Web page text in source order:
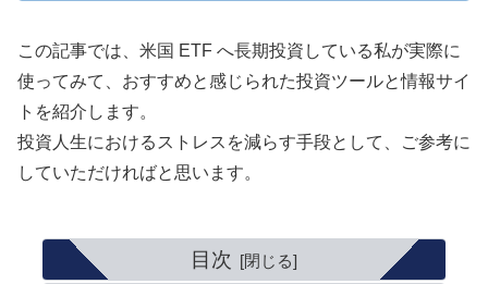
この記事では、米国 ETF へ長期投資している私が実際に
使ってみて、おすすめと感じられた投資ツールと情報サイ
トを紹介します。
投資人生におけるストレスを減らす手段として、ご参考に
していただければと思います。
目次